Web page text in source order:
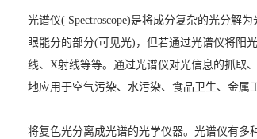
光谱仪( Spectroscope)是将成分复杂的光分解
眼能分的部分(可见光)，但若通过光谱仪将阳
线、X射线等等。通过光谱仪对光信息的抓取
地应用于空气污染、水污染、食品卫生、金属
将复色光分离成光谱的光学仪器。光谱仪有多